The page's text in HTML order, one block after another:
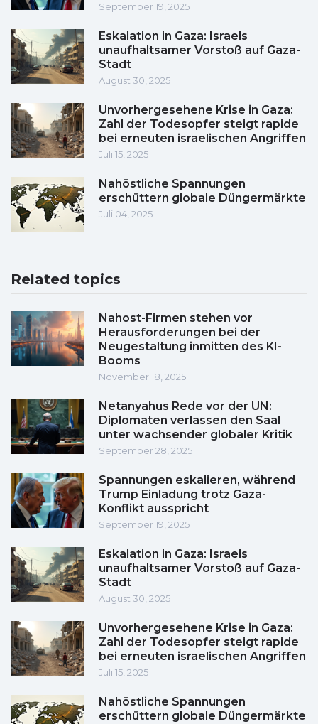
September 19, 2025
Eskalation in Gaza: Israels
unaufhaltsamer Vorstoß auf Gaza-
Stadt
August 30, 2025
Unvorhergesehene Krise in Gaza:
Zahl der Todesopfer steigt rapide
bei erneuten israelischen Angriffen
Juli 15, 2025
Nahöstliche Spannungen
erschüttern globale Düngermärkte
Juli 04, 2025
Related topics
Nahost-Firmen stehen vor
Herausforderungen bei der
Neugestaltung inmitten des KI-
Booms
November 18, 2025
Netanyahus Rede vor der UN:
Diplomaten verlassen den Saal
unter wachsender globaler Kritik
September 28, 2025
Spannungen eskalieren, während
Trump Einladung trotz Gaza-
Konflikt ausspricht
September 19, 2025
Eskalation in Gaza: Israels
unaufhaltsamer Vorstoß auf Gaza-
Stadt
August 30, 2025
Unvorhergesehene Krise in Gaza:
Zahl der Todesopfer steigt rapide
bei erneuten israelischen Angriffen
Juli 15, 2025
Nahöstliche Spannungen
erschüttern globale Düngermärkte